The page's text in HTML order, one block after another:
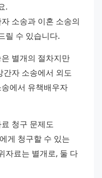
.
소송과 이혼 소송의
릴 수 있습니다.
별개의 절차지만
간자 소송에서 외도
에서 유책배우자
청구 문제도
게 청구할 수 있는
자료는 별개로, 둘 다